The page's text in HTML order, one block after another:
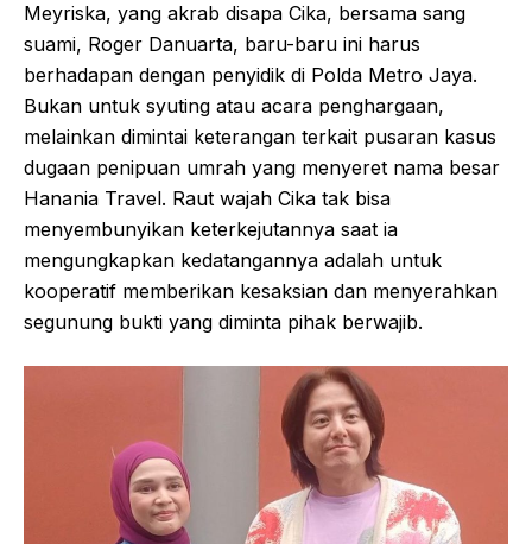
Meyriska, yang akrab disapa Cika, bersama sang
suami, Roger Danuarta, baru-baru ini harus
berhadapan dengan penyidik di Polda Metro Jaya.
Bukan untuk syuting atau acara penghargaan,
melainkan dimintai keterangan terkait pusaran kasus
dugaan penipuan umrah yang menyeret nama besar
Hanania Travel. Raut wajah Cika tak bisa
menyembunyikan keterkejutannya saat ia
mengungkapkan kedatangannya adalah untuk
kooperatif memberikan kesaksian dan menyerahkan
segunung bukti yang diminta pihak berwajib.